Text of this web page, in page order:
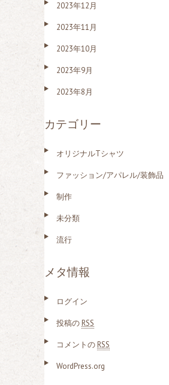
2023年12月
2023年11月
2023年10月
2023年9月
2023年8月
カテゴリー
オリジナルTシャツ
ファッション/アパレル/装飾品
制作
未分類
流行
メタ情報
ログイン
投稿のRSS
コメントのRSS
WordPress.org